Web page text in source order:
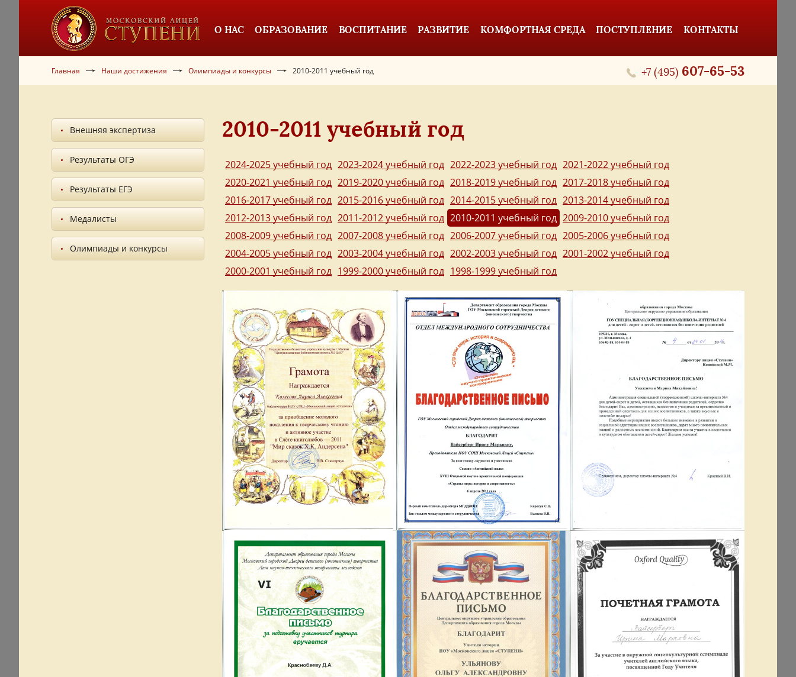
О НАС ОБРАЗОВАНИЕ ВОСПИТАНИЕ РАЗВИТИЕ КОМФОРТНАЯ СРЕДА ПОСТУПЛЕНИЕ КОНТАКТЫ
Главная Наши достижения Олимпиады и конкурсы 2010-2011 учебный год +7 (495) 607-65-53
Внешняя экспертиза
Результаты ОГЭ
Результаты ЕГЭ
Медалисты
Олимпиады и конкурсы
2010-2011 учебный год
2024-2025 учебный год 2023-2024 учебный год 2022-2023 учебный год 2021-2022 учебный год
2020-2021 учебный год 2019-2020 учебный год 2018-2019 учебный год 2017-2018 учебный год
2016-2017 учебный год 2015-2016 учебный год 2014-2015 учебный год 2013-2014 учебный год
2012-2013 учебный год 2011-2012 учебный год 2010-2011 учебный год 2009-2010 учебный год
2008-2009 учебный год 2007-2008 учебный год 2006-2007 учебный год 2005-2006 учебный год
2004-2005 учебный год 2003-2004 учебный год 2002-2003 учебный год 2001-2002 учебный год
2000-2001 учебный год 1999-2000 учебный год 1998-1999 учебный год